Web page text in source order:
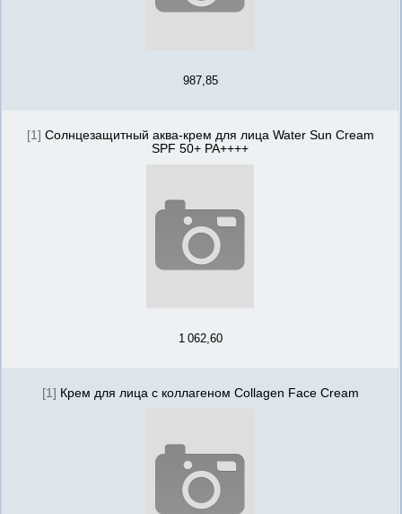
987,85
[1] Солнцезащитный аква-крем для лица Water Sun Cream
SPF 50+ PA++++
1 062,60
[1] Крем для лица с коллагеном Collagen Face Cream